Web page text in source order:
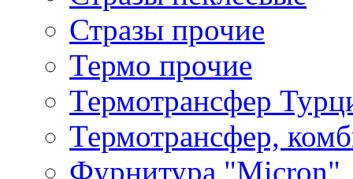
Стразы прочие
Термо прочие
Термотрансфер
Термотрансфер,
Фурнитура "Micron"